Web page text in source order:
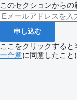
このセクションから
申し込む
ここをクリックすると
ー合意に同意したこと